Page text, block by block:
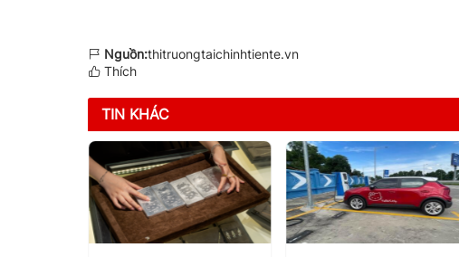
Nguồn:thitruongtaichinhtiente.vn
Thích
TIN KHÁC